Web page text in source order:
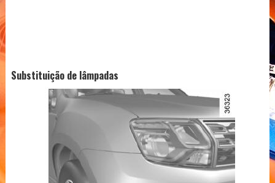
Substituição de lâmpadas